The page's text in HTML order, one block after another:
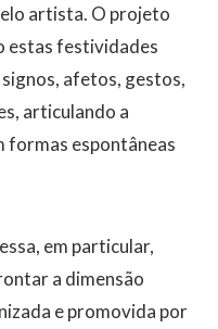
artista. O projeto
estas festividades
afetos, gestos,
articulando a
formas espontâneas
em particular,
a dimensão
e promovida por